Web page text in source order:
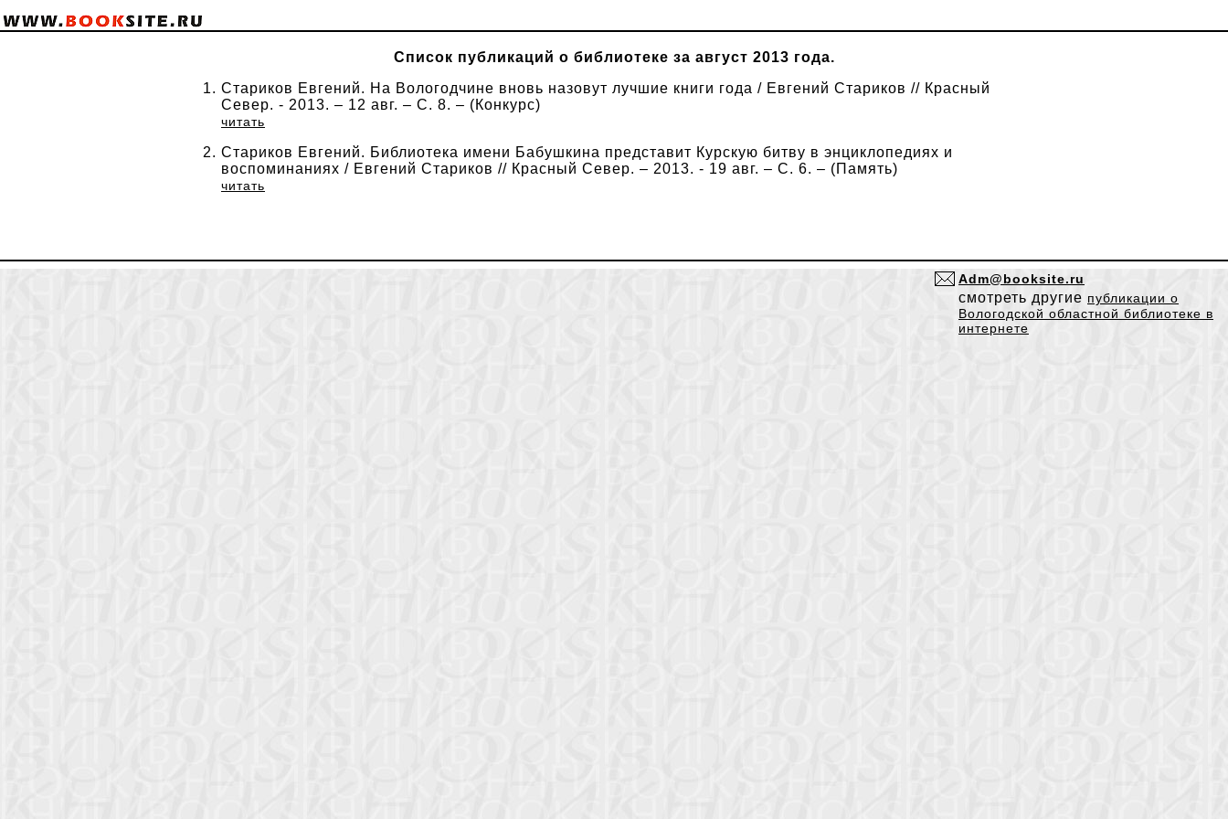
Список публикаций о библиотеке за август 2013 года.
Стариков Евгений. На Вологодчине вновь назовут лучшие книги года / Евгений Стариков // Красный
Север. - 2013. – 12 авг. – С. 8. – (Конкурс)
читать
Стариков Евгений. Библиотека имени Бабушкина представит Курскую битву в энциклопедиях и
воспоминаниях / Евгений Стариков // Красный Север. – 2013. - 19 авг. – С. 6. – (Память)
читать
Adm@booksite.ru
смотреть другие публикации о
Вологодской областной библиотеке в
интернете